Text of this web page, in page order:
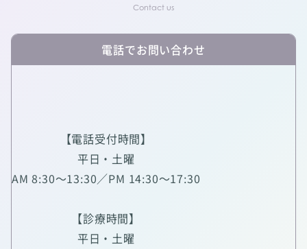
電話でお問い合わせ
【電話受付時間】
平日・土曜
AM 8:30～13:30／PM 14:30～17:30
【診療時間】
平日・土曜